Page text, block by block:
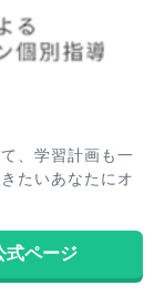
、学習計画も一
たいあなたにオ
式ページ